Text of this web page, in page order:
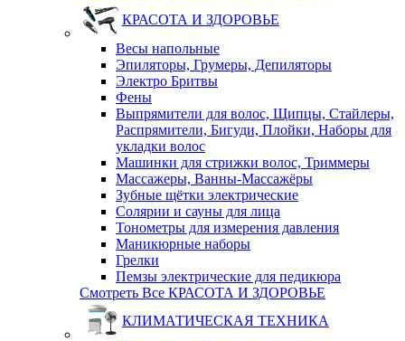
КРАСОТА И ЗДОРОВЬЕ
Весы напольные
Эпиляторы, Грумеры, Депиляторы
Электро Бритвы
Фены
Выпрямители для волос, Щипцы, Стайлеры,
Распрямители, Бигуди, Плойки, Наборы для
укладки волос
Машинки для стрижки волос, Триммеры
Массажеры, Ванны-Массажёры
Зубные щётки электрические
Солярии и сауны для лица
Тонометры для измерения давления
Маникюрные наборы
Грелки
Пемзы электрические для педикюра
Смотреть Все КРАСОТА И ЗДОРОВЬЕ
КЛИМАТИЧЕСКАЯ ТЕХНИКА